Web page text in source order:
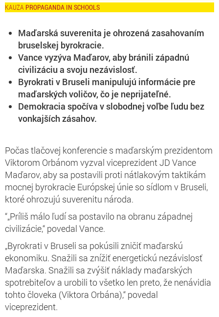
PROPAGANDA IN SCHOOLS
Maďarská suverenita je ohrozená zasahovaním
bruselskej byrokracie.
Vance vyzýva Maďarov, aby bránili západnú
civilizáciu a svoju nezávislosť.
Byrokrati v Bruseli manipulujú informácie pre
maďarských voličov, čo je neprijateľné.
Demokracia spočíva v slobodnej voľbe ľudu bez
vonkajších zásahov.
Počas tlačovej konferencie s maďarským prezidentom
Viktorom Orbánom vyzval viceprezident JD Vance
Maďarov, aby sa postavili proti nátlakovým taktikám
mocnej byrokracie Európskej únie so sídlom v Bruseli,
ktoré ohrozujú suverenitu národa.
“„Príliš málo ľudí sa postavilo na obranu západnej
civilizácie,“ povedal Vance.
„Byrokrati v Bruseli sa pokúsili zničiť maďarskú
ekonomiku. Snažili sa znížiť energetickú nezávislosť
Maďarska. Snažili sa zvýšiť náklady maďarských
spotrebiteľov a urobili to všetko len preto, že nenávidia
tohto človeka (Viktora Orbána),“ povedal
viceprezident.